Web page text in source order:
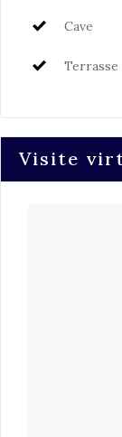
Cave
Terrasse
Visite